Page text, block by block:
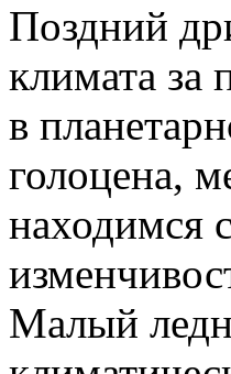
Поздний
климата за
в
голоцена,
находимся
Малый